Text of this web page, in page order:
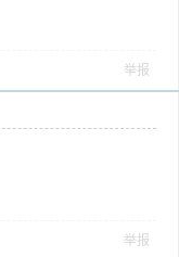
举报
举报